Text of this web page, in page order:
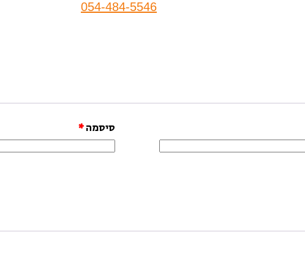
054-484-5546
סיסמה*